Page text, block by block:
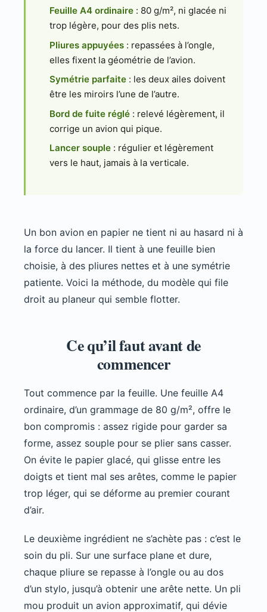
Feuille A4 ordinaire : 80 g/m², ni glacée ni
trop légère, pour des plis nets.
Pliures appuyées : repassées à l’ongle,
elles fixent la géométrie de l’avion.
Symétrie parfaite : les deux ailes doivent
être les miroirs l’une de l’autre.
Bord de fuite réglé : relevé légèrement, il
corrige un avion qui pique.
Lancer souple : régulier et légèrement
vers le haut, jamais à la verticale.
Un bon avion en papier ne tient ni au hasard ni à
la force du lancer. Il tient à une feuille bien
choisie, à des pliures nettes et à une symétrie
patiente. Voici la méthode, du modèle qui file
droit au planeur qui semble flotter.
Ce qu’il faut avant de
commencer
Tout commence par la feuille. Une feuille A4
ordinaire, d’un grammage de 80 g/m², offre le
bon compromis : assez rigide pour garder sa
forme, assez souple pour se plier sans casser.
On évite le papier glacé, qui glisse entre les
doigts et tient mal ses arêtes, comme le papier
trop léger, qui se déforme au premier courant
d’air.
Le deuxième ingrédient ne s’achète pas : c’est le
soin du pli. Sur une surface plane et dure,
chaque pliure se repasse à l’ongle ou au dos
d’un stylo, jusqu’à obtenir une arête nette. Un pli
mou produit un avion approximatif, qui dévie